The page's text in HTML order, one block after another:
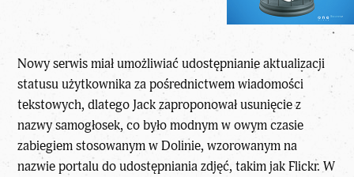
Nowy serwis miał umożliwiać udostępnianie aktualizacji
statusu użytkownika za pośrednictwem wiadomości
tekstowych, dlatego Jack zaproponował usunięcie z
nazwy samogłosek, co było modnym w owym czasie
zabiegiem stosowanym w Dolinie, wzorowanym na
nazwie portalu do udostępniania zdjęć, takim jak Flickr. W